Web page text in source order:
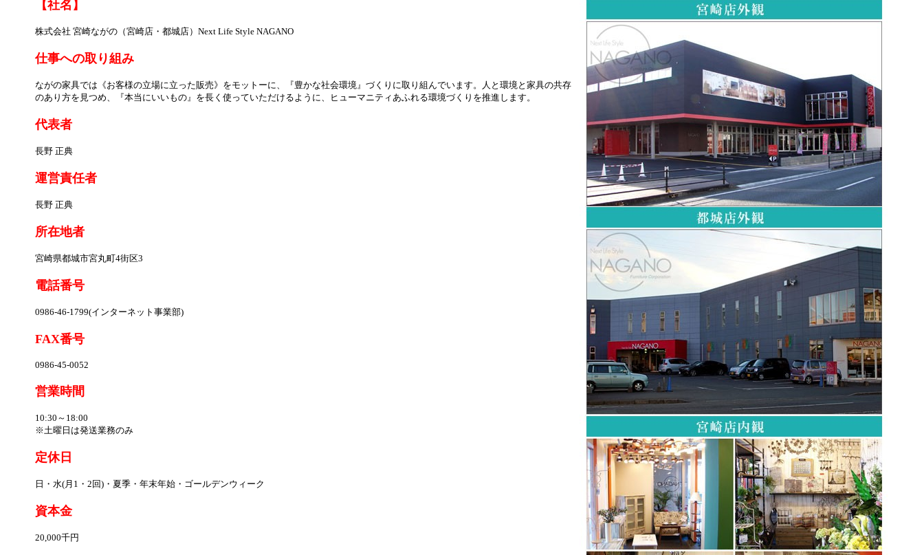
【社名】
株式会社 宮崎ながの（宮崎店・都城店）Next Life Style NAGANO
仕事への取り組み
ながの家具では《お客様の立場に立った販売》をモットーに、『豊かな社会環境』づくりに取り組んでいます。人と環境と家具の共存
のあり方を見つめ、『本当にいいもの』を長く使っていただけるように、ヒューマニティあふれる環境づくりを推進します。
代表者
長野 正典
運営責任者
長野 正典
所在地者
宮崎県都城市宮丸町4街区3
電話番号
0986-46-1799(インターネット事業部)
FAX番号
0986-45-0052
営業時間
10:30～18:00
※土曜日は発送業務のみ
定休日
日・水(月1・2回)・夏季・年末年始・ゴールデンウィーク
資本金
20,000千円